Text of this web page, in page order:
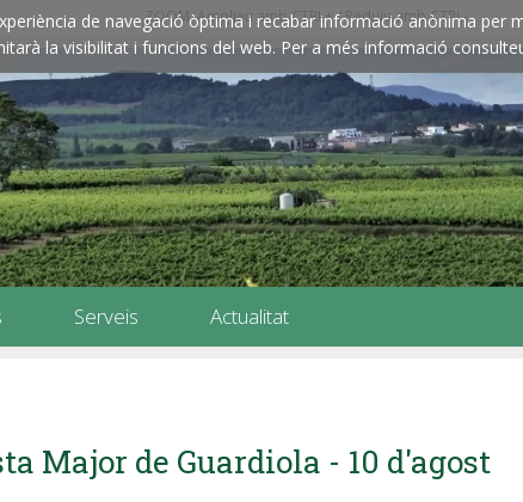
de navegació òptima i recabar informació anònima per
la visibilitat i funcions del web. Per a més informació
ZOOM: Amplieu amb CTRL+ / Reduïu amb CTRL-
Serveis Actualitat
Major de Guardiola - 10 d'agost